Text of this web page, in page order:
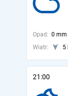
Opad: 0 mm
Wiatr:
5
21:00